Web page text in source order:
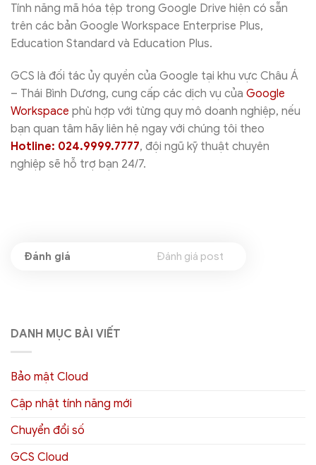
Tính năng mã hóa tệp trong Google Drive hiện có sẵn
trên các bản Google Workspace Enterprise Plus,
Education Standard và Education Plus.
GCS là đối tác ủy quyền của Google tại khu vực Châu Á
– Thái Bình Dương, cung cấp các dịch vụ của Google
Workspace phù hợp với từng quy mô doanh nghiệp, nếu
bạn quan tâm hãy liên hệ ngay với chúng tôi theo
Hotline: 024.9999.7777, đội ngũ kỹ thuật chuyên
nghiệp sẽ hỗ trợ bạn 24/7.
Đánh giá post
DANH MỤC BÀI VIẾT
Bảo mật Cloud
Cập nhật tính năng mới
Chuyển đổi số
GCS Cloud